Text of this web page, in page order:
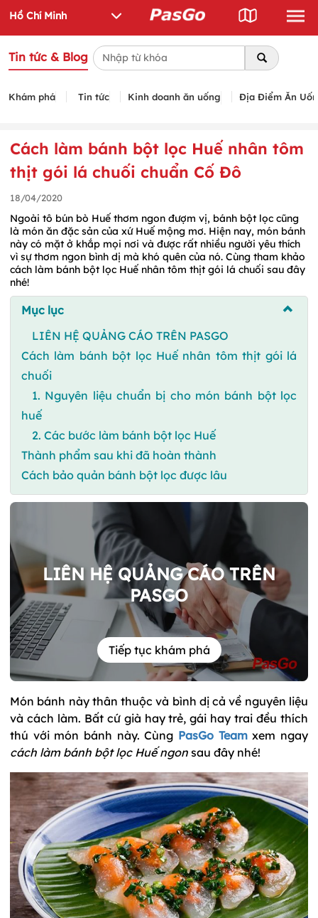
Tin tức & Blog
Khám phá Tin tức Kinh doanh ăn uống Địa Điểm Ăn
Cách làm bánh bột lọc Huế nhân tôm
thịt gói lá chuối chuẩn Cố Đô
18/04/2020
Ngoài tô bún bò Huế thơm ngon đượm vị, bánh bột lọc cũng
là món ăn đặc sản của xứ Huế mộng mơ. Hiện nay, món bánh
này có mặt ở khắp mọi nơi và được rất nhiều người yêu thích
vì sự thơm ngon bình dị mà khó quên của nó. Cùng tham khảo
cách làm bánh bột lọc Huế nhân tôm thịt gói lá chuối sau đây
nhé!
Mục lục
LIÊN HỆ QUẢNG CÁO TRÊN PASGO
Cách làm bánh bột lọc Huế nhân tôm thịt gói lá
chuối
1. Nguyên liệu chuẩn bị cho món bánh bột lọc
huế
2. Các bước làm bánh bột lọc Huế
Thành phẩm sau khi đã hoàn thành
Cách bảo quản bánh bột lọc được lâu
LIÊN HỆ QUẢNG CÁO TRÊN
PASGO
Tiếp tục khám phá
Món bánh này thân thuộc và bình dị cả về nguyên liệu
và cách làm. Bất cứ già hay trẻ, gái hay trai đều thích
thú với món bánh này. Cùng PasGo Teamxem ngay
cách làm bánh bột lọc Huế ngon sau đây nhé!